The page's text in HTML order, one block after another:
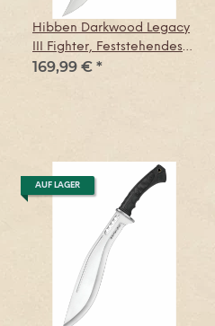
Hibben Darkwood Legacy
III Fighter, Feststehendes
Messer
169,99 € *
AUF LAGER